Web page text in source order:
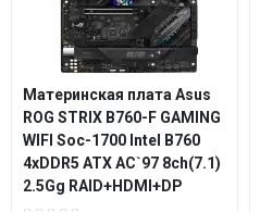
Материнская плата Asus
ROG STRIX B760-F GAMING
WIFI Soc-1700 Intel B760
4xDDR5 ATX AC`97 8ch(7.1)
2.5Gg RAID+HDMI+DP